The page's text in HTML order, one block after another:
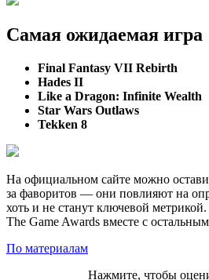
Самая ожидаемая игра
Final Fantasy VII Rebirth
Hades II
Like a Dragon: Infinite Wealth
Star Wars Outlaws
Tekken 8
На официальном сайте можно
за фаворитов — они повлияют на
хоть и не станут ключевой
The Game Awards вместе с
По материалам
Нажмите, чтобы